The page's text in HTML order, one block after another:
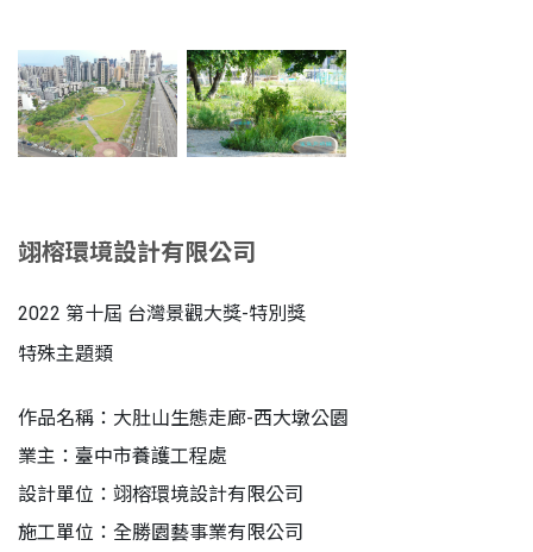
翊榕環境設計有限公司
2022 第十屆 台灣景觀大獎-特別獎
特殊主題類
作品名稱：大肚山生態走廊-西大墩公園
業主：臺中市養護工程處
設計單位：翊榕環境設計有限公司
施工單位：全勝園藝事業有限公司